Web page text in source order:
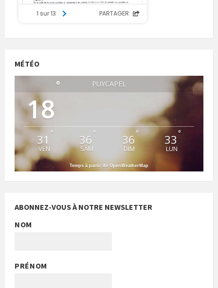
MÉTÉO
PUYCAPEL
18
°
31 °
VEN
36 °
SAM
36°
DIM
33 °
LUN
Temps à partir de OpenWeatherMap
ABONNEZ-VOUS À NOTRE NEWSLETTER
NOM
PRÉNOM